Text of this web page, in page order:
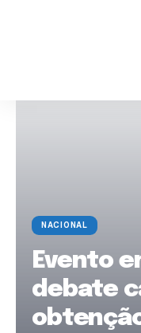
NACIONAL
Evento
debate